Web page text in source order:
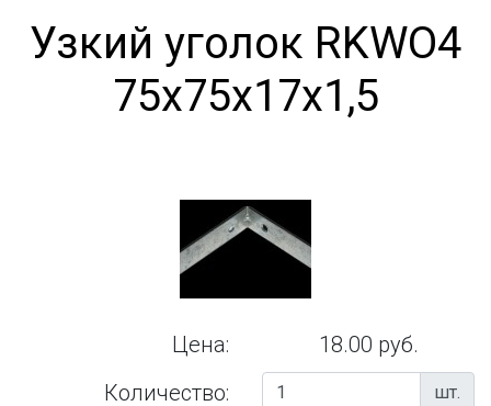
Узкий уголок RKWО4
75х75х17х1,5
Цена:
18.00 руб.
Количество:
шт.